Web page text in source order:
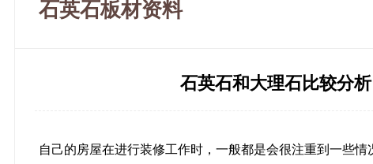
石英石板材资料
石英石和大理石比较分
自己的房屋在进行装修工作时，一般都是会很注重到一些